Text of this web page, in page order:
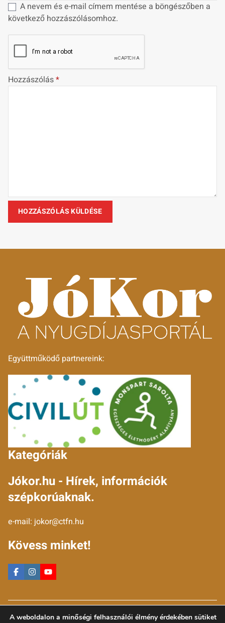
A nevem és e-mail címem mentése a böngészőben a
következő hozzászólásomhoz.
Hozzászólás*
Együttműködő partnereink:
Kategóriák
Jókor.hu - Hírek, információk
szépkorúaknak.
e-mail: jokor@ctfn.hu
Kövess minket!
Copyright © 2024 jokor.hu. Minden jog fenntartva.
A weboldalon a minőségi felhasználói élmény érdekében sütiket